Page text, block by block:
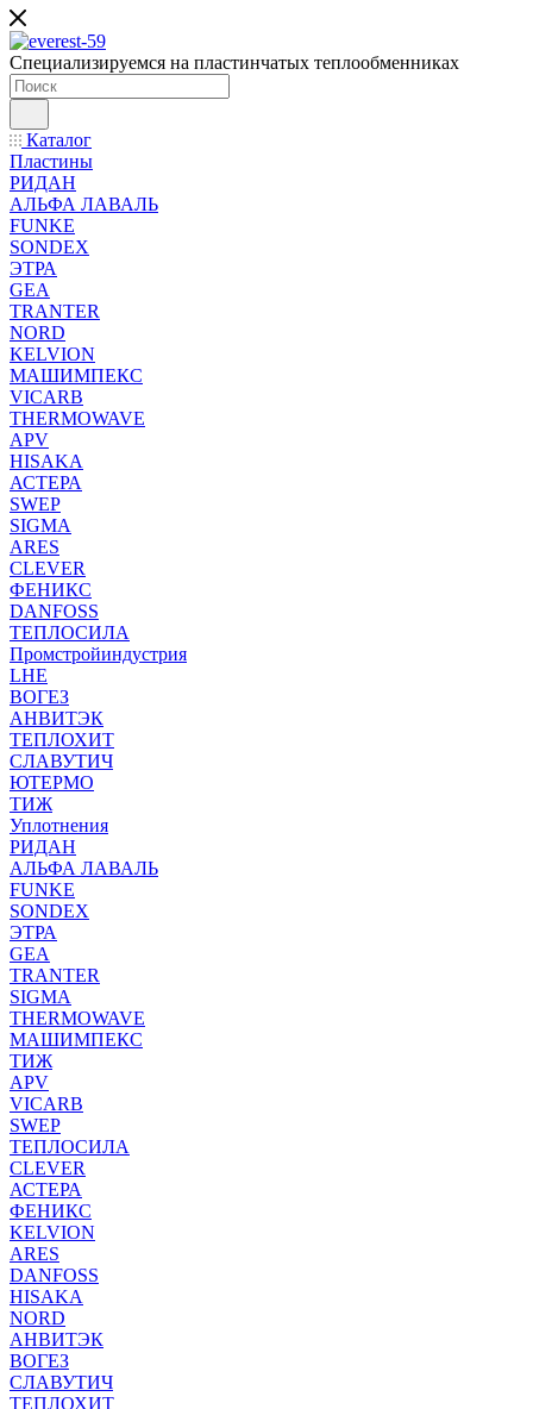
Специализируемся на пластинчатых теплообменниках
Каталог
Пластины
РИДАН
АЛЬФА ЛАВАЛЬ
FUNKE
SONDEX
ЭТРА
GEA
TRANTER
NORD
KELVION
МАШИМПЕКС
VICARB
THERMOWAVE
APV
HISAKA
АСТЕРА
SWEP
SIGMA
ARES
CLEVER
ФЕНИКС
DANFOSS
ТЕПЛОСИЛА
Промстройиндустрия
LHE
ВОГЕЗ
АНВИТЭК
ТЕПЛОХИТ
СЛАВУТИЧ
ЮТЕРМО
ТИЖ
Уплотнения
РИДАН
АЛЬФА ЛАВАЛЬ
FUNKE
SONDEX
ЭТРА
GEA
TRANTER
SIGMA
THERMOWAVE
МАШИМПЕКС
ТИЖ
APV
VICARB
SWEP
ТЕПЛОСИЛА
CLEVER
АСТЕРА
ФЕНИКС
KELVION
ARES
DANFOSS
HISAKA
NORD
АНВИТЭК
ВОГЕЗ
СЛАВУТИЧ
ТЕПЛОХИТ